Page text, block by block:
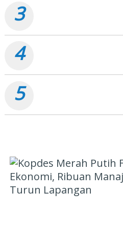
3
4
5